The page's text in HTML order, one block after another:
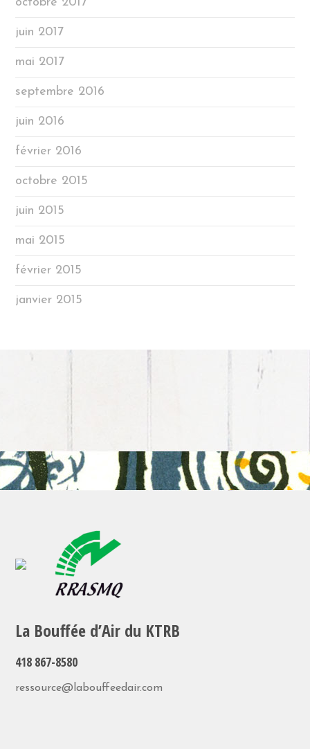
octobre 2017
juin 2017
mai 2017
septembre 2016
juin 2016
février 2016
octobre 2015
juin 2015
mai 2015
février 2015
janvier 2015
La Bouffée d’Air du KTRB
418 867-8580
ressource@labouffeedair.com